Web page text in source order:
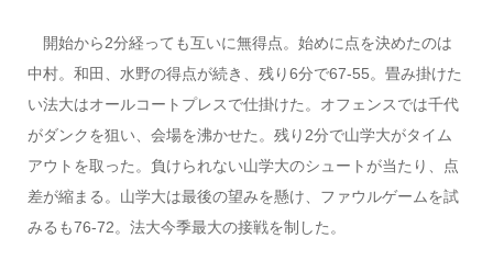
開始から2分経っても互いに無得点。始めに点を決めたのは
中村。和田、水野の得点が続き、残り6分で67-55。畳み掛けた
い法大はオールコートプレスで仕掛けた。オフェンスでは千代
がダンクを狙い、会場を沸かせた。残り2分で山学大がタイム
アウトを取った。負けられない山学大のシュートが当たり、点
差が縮まる。山学大は最後の望みを懸け、ファウルゲームを試
みるも76-72。法大今季最大の接戦を制した。